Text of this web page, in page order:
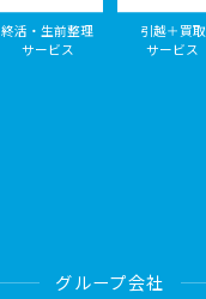
終活・生前整理
サービス
引越＋買取
サービス
グループ会社